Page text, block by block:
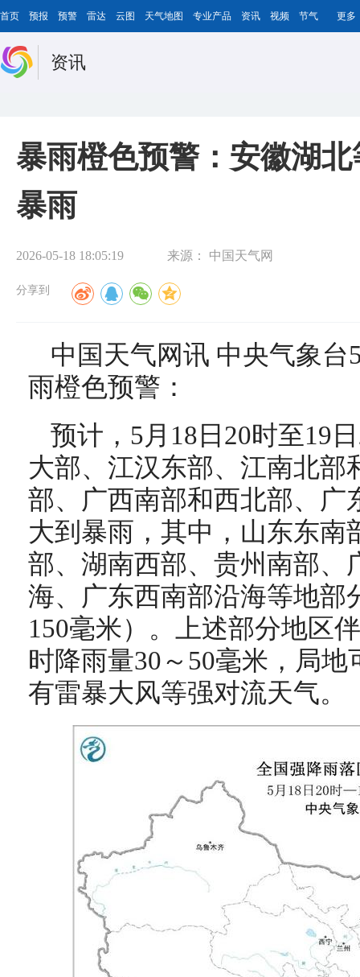
首页 预报 预警 雷达 云图 天气地图 专业产品 资讯 视频 节气 更多
资讯
暴雨橙色预警：安徽湖
暴雨
2026-05-18 18:05:19 来源： 中国天气网
分享到
中国天气网讯 中央气象台
雨橙色预警：
预计，5月18日20时至19
大部、江汉东部、江南北部
部、广西南部和西北部、广
大到暴雨，其中，山东东南
部、湖南西部、贵州南部、
海、广东西南部沿海等地部
150毫米）。上述部分地区
时降雨量30～50毫米，局
有雷暴大风等强对流天气。